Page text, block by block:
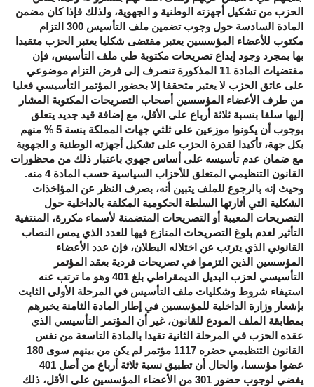
الحزب من تشكيل أجهزته الوطنية و الجهوية، ولذلك فإذا كان مضمن
المادة السادسة حول وجوب تضمين ملف التأسيس 300 التزام
مكتوب للأعضاء المؤسسين يعتبر مقتضى شكليا يعتبر الحزب متقيدا
بها بمجرد وجود إيداع تصريحات مكتوبة طي ملف التأسيس، فإن
مقتضيات المادة 11 المذكورة تنصرف إلى فرض التزام موضوعي
على عاتق الحزب لا يعتبر متحققا إلا بحضور المؤتمر التأسيسي فعليا
من طرف الأعضاء المؤسسين أصحاب التصريحات المكتوبة المشار
إليها سلفا بنسبة ثلاثة أرباع على الأقل، مع إضافة قيد جديد يتعلق
بوجوب أن يكونوا موزعين على ثلثي جهات المملكة بنسة 5 % منهم
بكل جهة، تأكيدا لقدرة الحزب على تشكيل أجهزته الوطنية و الجهوية
مع ضمان عدم تأسيسه على أساس جهوي باعتبار ذلك من محظورات
القانون التنظيمي المتعلق للأحزاب السياسية حسب المادة 4 منه.
وحيث إنه بالرجوع للملف يتبين أنه، بصرف النظر عن المؤاخذات
الشكلية التي أثارتها السلطة الحكومية المكلفة بالداخلية حول
التصريحات المعيبة أو التصريحات المتضمنة لأسماء مكررة، المنتفية
التأثير لعدم بلوغ التصريحات المنازع فيها للعدد الذي يمس النصاب
القانوني الذي يترتب عن اختلاله البطلان، فإن عدد الأعضاء
المؤسسين الذين التزموا في تصريحات فردية بعقد المؤتمر
التأسيسي لحزب البديل الديمقراطي بلغ 401 وهو ما ترتب عنه
استيفاء شروط وشكليات ملف التأسيس في المرحلة الأولى الثابت
بإشعار وزارة الداخلية للمؤسسين في إطار المادة الثامنة يخبرهم
بمطابقة الملف المودع للقانون، غير أن المؤتمر التأسيسي الذي
عقده الحزب في المرحلة الثانية تقيدا بالمادة التاسعة من نفس
القانون التنظيمي حضره 1117 مؤتمر لم يكن من بينهم سوى 180
عضوا مؤسسا، والحال أن تطبيق نسبة ثلاثة أرباع من أصل 401
يفضي لوجوب حضور 301 من الأعضاء المؤسسين على الأقل، ذلك